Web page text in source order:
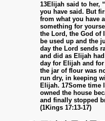
13Elijah said to her,
you have said. But
from what you have
something for
the Lord, the God of
be used up and the
day the Lord sends
and did as Elijah
day for Elijah and
the jar of flour was
run dry, in keeping
Elijah. 17Some time
owned the house
and finally stopped
(1Kings 17:13-17)